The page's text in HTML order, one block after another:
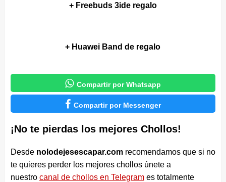
+ Freebuds 3ide regalo
+ Huawei Band de regalo
 Compartir por Whatsapp
 Compartir por Messenger
¡No te pierdas los mejores Chollos!
Desde nolodejesescapar.comrecomendamos que si no
te quieres perder los mejores chollos únete a
nuestro canal de chollos en Telegrames totalmente